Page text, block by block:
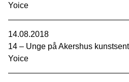
Yoice
14.08.2018
14 – Unge på Akershus
Yoice